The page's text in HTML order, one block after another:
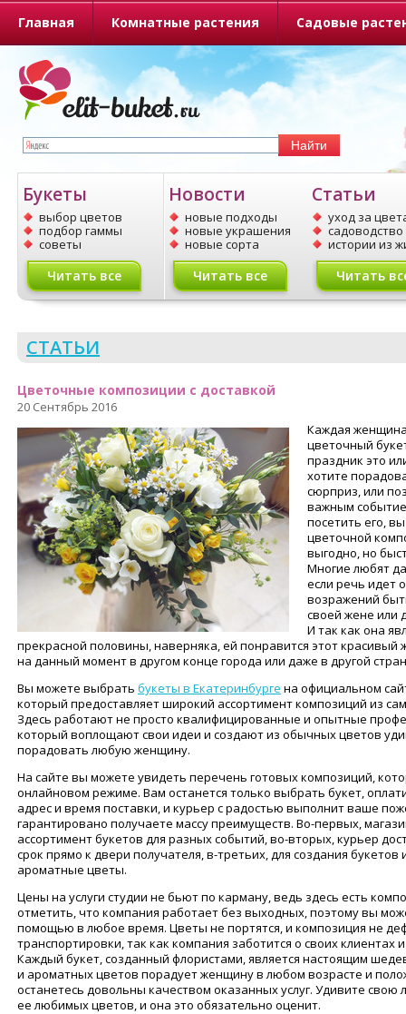
Главная Комнатные растения Садовые
О портале
Букеты
выбор цветов
подбор гаммы
советы
Читать все
Новости
новые подходы
новые украшения
новые сорта
Читать все
Статьи
уход за
садоводство
истории из
Читать
СТАТЬИ
Цветочные композиции с доставкой
20 Сентябрь 2016
Каждая
цветочный
праздник это
хотите
сюрприз, или
важным
посетить его,
цветочной
выгодно, но
Многие любят
если речь идет
возражений
своей жене или
И так как она
прекрасной половины, наверняка, ей понравится этот красивый
на данный момент в другом конце города или даже в другой
Вы можете выбрать букеты в Екатеринбурге на официальном
который предоставляет широкий ассортимент композиций из
Здесь работают не просто квалифицированные и опытные
который воплощают свои идеи и создают из обычных цветов
порадовать любую женщину.
На сайте вы можете увидеть перечень готовых композиций,
онлайновом режиме. Вам останется только выбрать букет,
адрес и время поставки, и курьер с радостью выполнит ваше
гарантировано получаете массу преимуществ. Во-первых,
ассортимент букетов для разных событий, во-вторых, курьер
срок прямо к двери получателя, в-третьих, для создания
ароматные цветы.
Цены на услуги студии не бьют по карману, ведь здесь есть
отметить, что компания работает без выходных, поэтому вы
помощью в любое время. Цветы не портятся, и композиция не
транспортировки, так как компания заботится о своих
Каждый букет, созданный флористами, является настоящим
и ароматных цветов порадует женщину в любом возрасте и
останетесь довольны качеством оказанных услуг. Удивите
ее любимых цветов, и она это обязательно оценит.